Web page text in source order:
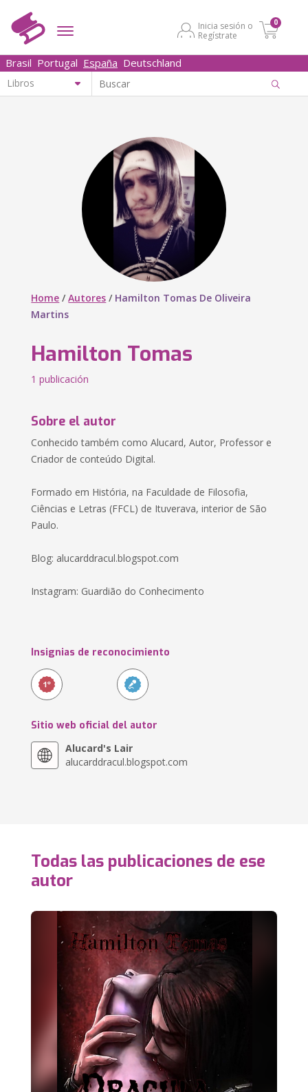
Inicia sesión o
Regístrate
0
Brasil Portugal España Deutschland
Home /Autores / Hamilton Tomas De Oliveira
Martins
Hamilton Tomas
1 publicación
Sobre el autor
Conhecido também como Alucard, Autor, Professor e
Criador de conteúdo Digital.
Formado em História, na Faculdade de Filosofia,
Ciências e Letras (FFCL) de Ituverava, interior de São
Paulo.
Blog: alucarddracul.blogspot.com
Instagram: Guardião do Conhecimento
Insignias de reconocimiento
Sitio web oficial del autor
Alucard's Lair
alucarddracul.blogspot.com
Todas las publicaciones de ese
autor